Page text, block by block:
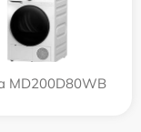
MD200D80WB